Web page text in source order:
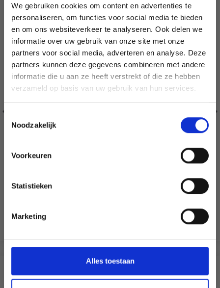
We gebruiken cookies om content en advertenties te
personaliseren, om functies voor social media te bieden
en om ons websiteverkeer te analyseren. Ook delen we
informatie over uw gebruik van onze site met onze
partners voor social media, adverteren en analyse. Deze
partners kunnen deze gegevens combineren met andere
informatie die u aan ze heeft verstrekt of die ze hebben
verzameld op basis van uw gebruik van hun services.
Toestemmingsselectie
Noodzakelijk
Voorkeuren
Statistieken
Marketing
Alles toestaan
EUR 10.93
Économisez jusqu'à 50 %
Soyez le premier à connaître nos soldes et
Wil je liever nieuws ontvangen over onze
Nederlands?